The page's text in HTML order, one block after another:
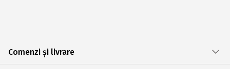
Comenzi și livrare